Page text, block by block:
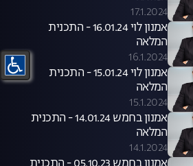
17.1.2024
אמנון לוי 16.01.24 - התכנית
המלאה
16.1.2024
אמנון לוי 15.01.24 - התכנית
המלאה
15.1.2024
אמנון בחמש 14.01.24 - התכנית
המלאה
14.1.2024